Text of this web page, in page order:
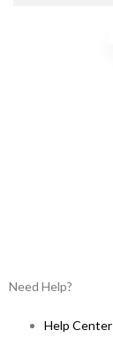
Need Help?
Help Center